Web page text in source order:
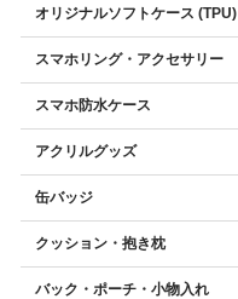
オリジナルソフトケース (TPU)
スマホリング・アクセサリー
スマホ防水ケース
アクリルグッズ
缶バッジ
クッション・抱き枕
バック・ポーチ・小物入れ